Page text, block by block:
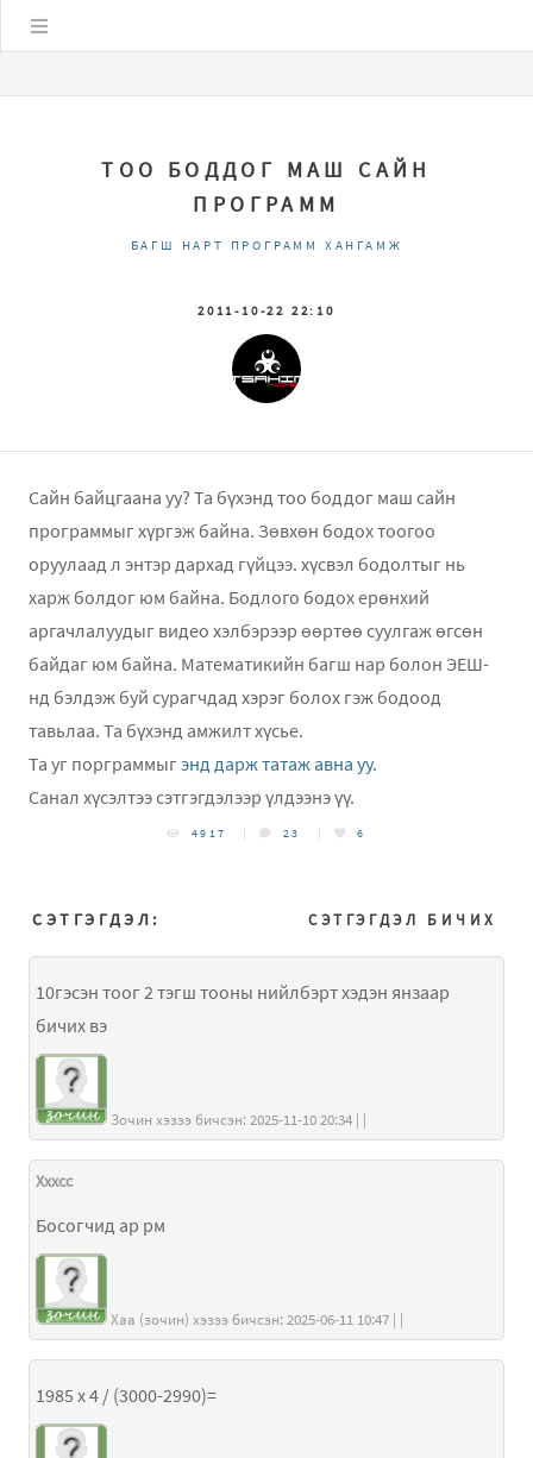
ТОО БОДДОГ МАШ САЙН
ПРОГРАММ
БАГШ НАРТ ПРОГРАММ ХАНГАМЖ
2011-10-22 22:10
Сайн байцгаана уу? Та бүхэнд тоо боддог маш сайн
программыг хүргэж байна. Зөвхөн бодох тоогоо
оруулаад л энтэр дархад гүйцээ. хүсвэл бодолтыг нь
харж болдог юм байна. Бодлого бодох ерөнхий
аргачлалуудыг видео хэлбэрээр өөртөө суулгаж өгсөн
байдаг юм байна. Математикийн багш нар болон ЭЕШ-
нд бэлдэж буй сурагчдад хэрэг болох гэж бодоод
тавьлаа. Та бүхэнд амжилт хүсье.
Та уг порграммыгэнд дарж татаж авна уу.
Санал хүсэлтээ сэтгэгдэлээр үлдээнэ үү.
4917 23 6
СЭТГЭГДЭЛ БИЧИХ
СЭТГЭГДЭЛ:
10гэсэн тоог 2 тэгш тооны нийлбэрт хэдэн янзаар
бичих вэ
Зочин хэзээ бичсэн: 2025-11-10 20:34 | |
Хххсс
Босогчид ар рм
Хаа (зочин) хэзээ бичсэн: 2025-06-11 10:47 | |
1985 x 4 / (3000-2990)=